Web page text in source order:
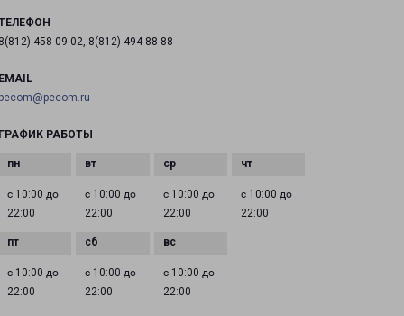
458-09-02, 8(812) 494-88-88
РАБОТЫ
с 10:00 до
22:00
с 10:00 до
22:00
с 10:00 до
22:00
с 10:00 до
22:00
с 10:00 до
22:00
с 10:00 до
22:00
с 10:00 до
22:00